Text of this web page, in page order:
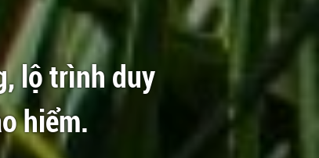
lộ trình duy
hiểm.